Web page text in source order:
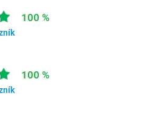
100 %
100 %